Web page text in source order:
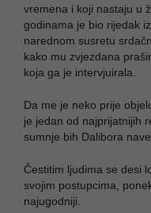
vremena i koji nastaju u
godinama je bio rijedak
narednom susretu
kako mu zvjezdana
koja ga je intervjuirala.
Da me je neko prije
je jedan od najprijatnijih
sumnje bih Dalibora
Čestitim ljudima se desi
svojim postupcima,
najugodniji.